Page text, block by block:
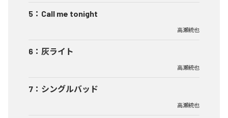
5 ： Call me tonight
高瀬統也
6 ： 灰ライト
高瀬統也
7 ： シングルバッド
高瀬統也